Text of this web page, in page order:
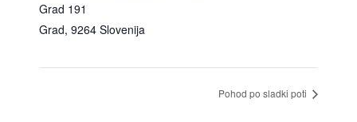
Grad 191
Grad, 9264 Slovenija
Pohod po sladki poti